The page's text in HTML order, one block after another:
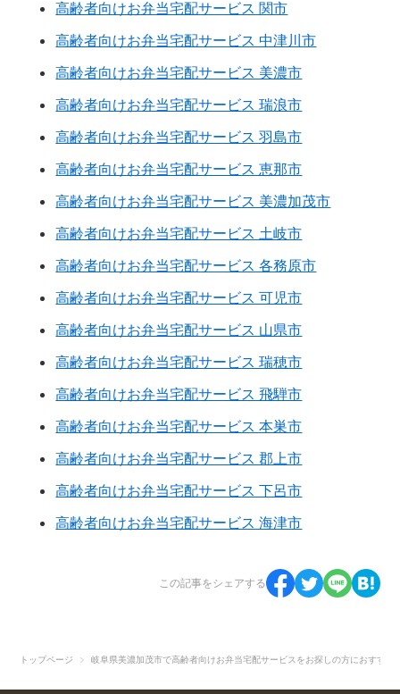
高齢者向けお弁当宅配サービス 関市
高齢者向けお弁当宅配サービス 中津川市
高齢者向けお弁当宅配サービス 美濃市
高齢者向けお弁当宅配サービス 瑞浪市
高齢者向けお弁当宅配サービス 羽島市
高齢者向けお弁当宅配サービス 恵那市
高齢者向けお弁当宅配サービス 美濃加茂市
高齢者向けお弁当宅配サービス 土岐市
高齢者向けお弁当宅配サービス 各務原市
高齢者向けお弁当宅配サービス 可児市
高齢者向けお弁当宅配サービス 山県市
高齢者向けお弁当宅配サービス 瑞穂市
高齢者向けお弁当宅配サービス 飛騨市
高齢者向けお弁当宅配サービス 本巣市
高齢者向けお弁当宅配サービス 郡上市
高齢者向けお弁当宅配サービス 下呂市
高齢者向けお弁当宅配サービス 海津市
この記事をシェアする
トップページ 岐阜県美濃加茂市で高齢者向けお弁当宅配サービスをお探しの方におすすめ